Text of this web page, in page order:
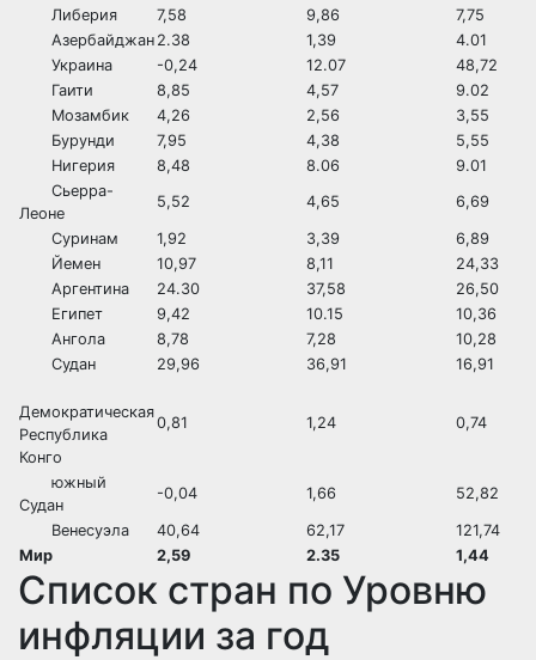
Либерия
7,58 9,86
7,75
Азербайджан 2.38 1,39
4.01
Украина
-0,24 12.07
48,72
Гаити
8,85 4,57
9.02
Мозамбик
4,26 2,56
3,55
Бурунди
7,95 4,38
5,55
Нигерия
8,48 8.06
9.01
Сьерра-
Леоне
5,52 4,65 6,69
Суринам 1,92 3,39
6,89
Йемен
10,97 8,11
24,33
Аргентина
24.30 37,58
26,50
Египет
9,42 10.15
10,36
Ангола
8,78 7,28
10,28
Судан
29,96 36,91 16,91
Демократическая
Республика
Конго
0,81 1,24 0,74
южный
Судан
-0,04 1,66 52,82
Венесуэла 40,64 62,17
121,74
Мир
2,59 2.35 1,44
Список стран по Уровню
инфляции за год